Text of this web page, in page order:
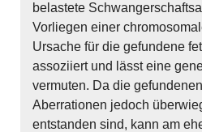
belastete
Vorliegen einer
Ursache für die gefundene
assoziiert und lässt eine
vermuten. Da die
Aberrationen jedoch
entstanden sind, kann am